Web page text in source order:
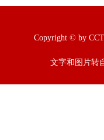
Copyright © by
文字和图片转